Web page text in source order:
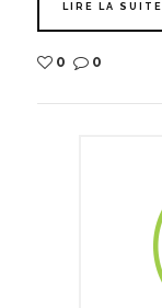
LIRE LA SUITE
0 0